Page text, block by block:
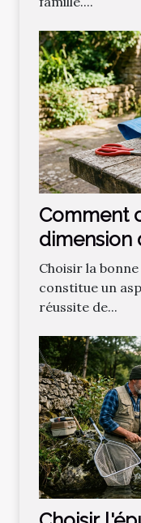
Comment
dimension
projet ?
Choisir la
constitue un
réussite de...